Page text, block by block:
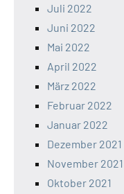
Juli 2022
Juni 2022
Mai 2022
April 2022
März 2022
Februar 2022
Januar 2022
Dezember 2021
November 2021
Oktober 2021